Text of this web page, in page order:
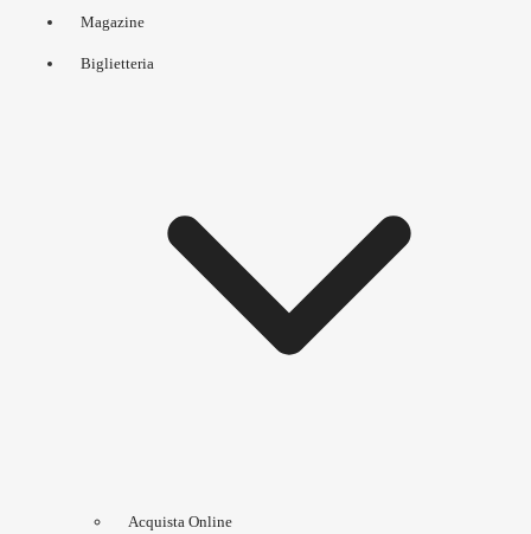
Magazine
Biglietteria
Acquista Online